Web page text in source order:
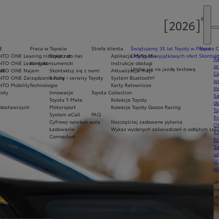
in
Świętujemy 35 lat Toyoty w Polsce
Odkryj 35 wyjątkowych ofert
Umów się na jazdę testową
Praca w Toyocie
Dołącz do nas
Kontakt
Skontaktuj się z nami
Salony i serwisy Toyoty
Technologie
Innowacje
Toyota T-Mate
Motorsport
System eCall
Cyfrowy opiekun auta
Ładowanie
Connected
Toyota
ONE Leasing niższych rat
ONE Leasing konsumencki
ONE Najem
ONE Zarządzanie flotą
Mobility
Strefa klienta
Aplikacja MyToyota
Instrukcje obsługi
Aktualizacja map
System Bluetooth®
Karty Ratownicze
Toyota Collection
Kolekcje Toyoty
Kolekcje Toyoty Gazoo Racing
FAQ
Najczęściej zadawane pytania
Wykaz wydanych zaświadczeń o odbytym